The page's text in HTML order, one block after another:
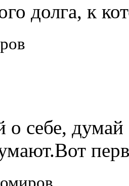
долга, к
о себе,